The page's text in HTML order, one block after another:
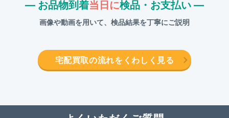
― お品物到着当日に検品・お支払い ―
画像や動画を用いて、検品結果を丁寧にご説明
宅配買取の流れをくわしく見る